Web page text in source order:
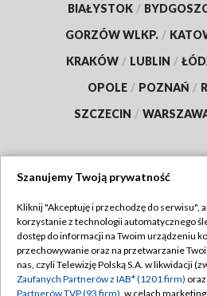
BIAŁYSTOK /
GORZÓW WLKP. /
KRAKÓW / LUBLIN /
OPOLE / POZNAŃ /
SZCZECIN /
TVP
Abonament TVP
Emisja w TVP
Regulamin
Polityka
Szanujemy Twoją prywatność
Kliknij "Akceptuję i przechodzę do serwisu",
korzystanie z technologii automatycznego
dostęp do informacji na Twoim urządzeniu
przechowywanie oraz na przetwarzanie
nas, czyli Telewizję Polską S.A. w likwidacji
Zaufanych Partnerów z IAB* (1201 firm)
Partnerów TVP (93 firm) , w celach